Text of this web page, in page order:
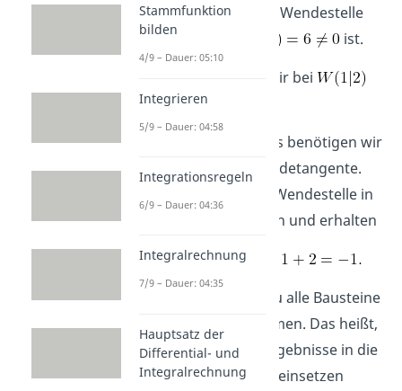
welcher sich auch als Wendestelle
herausstellt, da
ist.
, haben wir bei
einen Wendepunkt.
Als nächstes benötigen wir
die Steigung der Wendetangente.
Dafür setzen wir die Wendestelle in
die erste Ableitung ein und erhalten
Nun hast du alle Bausteine
der Tangente zusammen. Das heißt,
du kannst nun alle Ergebnisse in die
Punktsteigungsform einsetzen
Stammfunktion
bilden
4/9 – Dauer: 05:10
Integrieren
5/9 – Dauer: 04:58
Integrationsregeln
6/9 – Dauer: 04:36
Integralrechnung
7/9 – Dauer: 04:35
Hauptsatz der
Differential- und
Integralrechnung